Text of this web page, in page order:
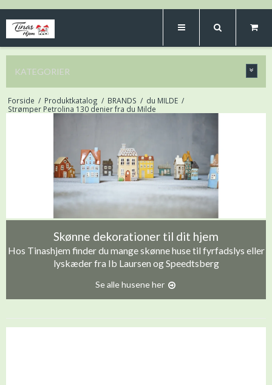
KATEGORIER
Forside / Produktkatalog / BRANDS / du MILDE /
Strømper Petrolina 130 denier fra du Milde
Skønne dekorationer til dit hjem
Hos Tinashjem finder du mange skønne huse til fyrfadslys eller
lyskæder fra Ib Laursen og Speedtsberg
Se alle husene her